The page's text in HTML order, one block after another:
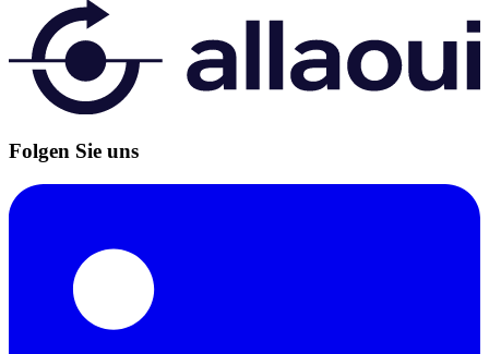
Folgen Sie uns